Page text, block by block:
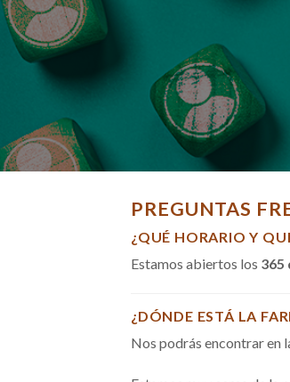
PREGUNTAS
¿QUÉ HORARIO Y
Estamos abiertos los 365
¿DÓNDE ESTÁ LA
Nos podrás encontrar en